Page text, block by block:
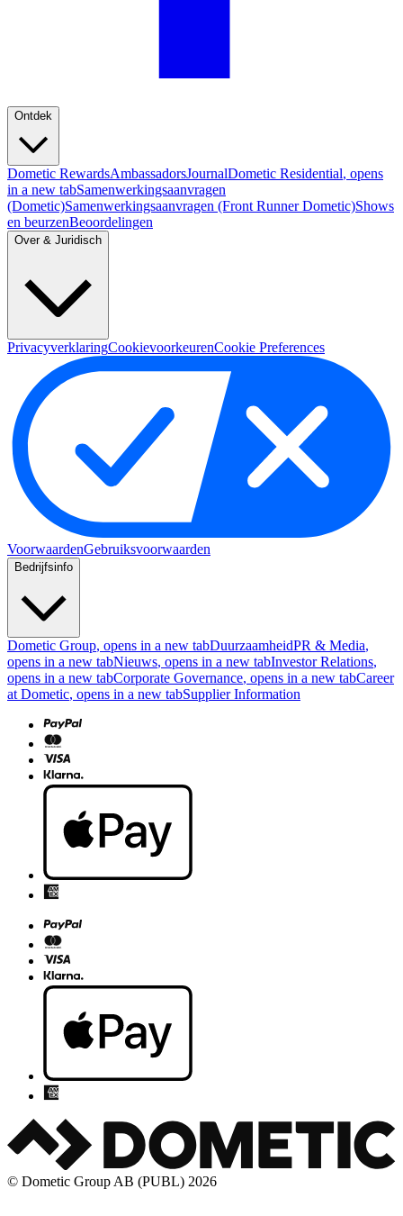
Ontdek
Dometic RewardsAmbassadorsJournalDometic Residential, opens
in a new tabSamenwerkingsaanvragen
(Dometic)Samenwerkingsaanvragen (Front Runner Dometic)Shows
en beurzenBeoordelingen
Over & Juridisch
PrivacyverklaringCookievoorkeurenCookie Preferences
VoorwaardenGebruiksvoorwaarden
Bedrijfsinfo
Dometic Group, opens in a new tabDuurzaamheidPR & Media,
opens in a new tabNieuws, opens in a new tabInvestor Relations,
opens in a new tabCorporate Governance, opens in a new tabCareer
at Dometic, opens in a new tabSupplier Information
© Dometic Group AB (PUBL) 2026